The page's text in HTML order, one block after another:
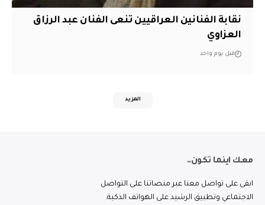
نقابة الفنانين العراقيين تنعى الفنان عبد الرزاق
العزاوي
قبل يوم واحد
المزيد
معك اينما تكون..
ابقى على تواصل معنا عبر منصاتنا على التواصل
الاجتماعي وتطبيق الرشيد على الهواتف الذكية.